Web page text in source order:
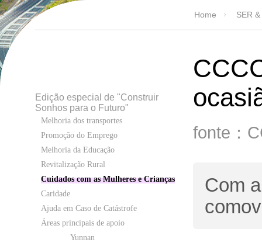
Home SER
Edição especial de "Construir
Sonhos para o Futuro"
Melhoria dos transportes
Promoção do Emprego
Melhoria da Educação
Revitalização Rural
Cuidados com as Mulheres e Crianças
Caridade
Ajuda em Caso de Catástrofe
Áreas principais de apoio
Yunnan
fonte：
Com